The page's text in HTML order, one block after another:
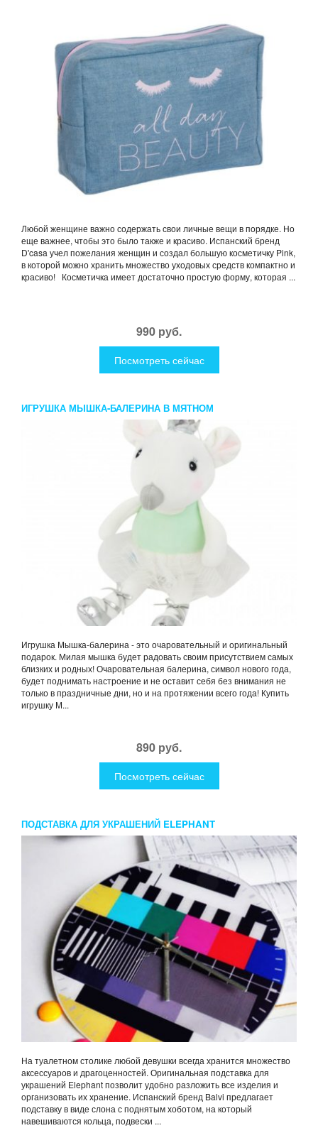
Любой женщине важно содержать свои личные вещи в порядке. Но
еще важнее, чтобы это было также и красиво. Испанский бренд
D'casa учел пожелания женщин и создал большую косметичку Pink,
в которой можно хранить множество уходовых средств компактно и
красиво! Косметичка имеет достаточно простую форму, которая ...
990 руб.
Посмотреть сейчас
ИГРУШКА МЫШКА-БАЛЕРИНА В МЯТНОМ
Игрушка Мышка-балерина - это очаровательный и оригинальный
подарок. Милая мышка будет радовать своим присутствием самых
близких и родных! Очаровательная балерина, символ нового года,
будет поднимать настроение и не оставит себя без внимания не
только в праздничные дни, но и на протяжении всего года! Купить
игрушку М...
890 руб.
Посмотреть сейчас
ПОДСТАВКА ДЛЯ УКРАШЕНИЙ ELEPHANT
На туалетном столике любой девушки всегда хранится множество
аксессуаров и драгоценностей. Оригинальная подставка для
украшений Elephant позволит удобно разложить все изделия и
организовать их хранение. Испанский бренд Balvi предлагает
подставку в виде слона с поднятым хоботом, на который
навешиваются кольца, подвески ...